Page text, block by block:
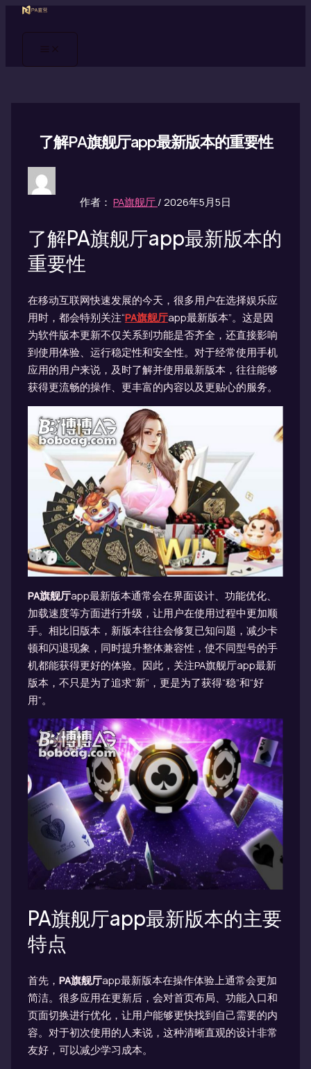
Menu
了解PA旗舰厅app最新版本的重要性
作者： PA旗舰厅 / 2026年5月5日
了解PA旗舰厅app最新版本的
重要性
在移动互联网快速发展的今天，很多用户在选择娱乐应
用时，都会特别关注“PA旗舰厅app最新版本”。这是因
为软件版本更新不仅关系到功能是否齐全，还直接影响
到使用体验、运行稳定性和安全性。对于经常使用手机
应用的用户来说，及时了解并使用最新版本，往往能够
获得更流畅的操作、更丰富的内容以及更贴心的服务。
PA旗舰厅app最新版本通常会在界面设计、功能优化、
加载速度等方面进行升级，让用户在使用过程中更加顺
手。相比旧版本，新版本往往会修复已知问题，减少卡
顿和闪退现象，同时提升整体兼容性，使不同型号的手
机都能获得更好的体验。因此，关注PA旗舰厅app最新
版本，不只是为了追求“新”，更是为了获得“稳”和“好
用”。
PA旗舰厅app最新版本的主要
特点
首先， PA旗舰厅app最新版本在操作体验上通常会更加
简洁。很多应用在更新后，会对首页布局、功能入口和
页面切换进行优化，让用户能够更快找到自己需要的内
容。对于初次使用的人来说，这种清晰直观的设计非常
友好，可以减少学习成本。